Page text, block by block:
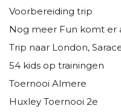
Voorbereiding trip
Nog meer Fun komt er
Trip naar London,
54 kids op trainingen
Toernooi Almere
Huxley Toernooi 2e